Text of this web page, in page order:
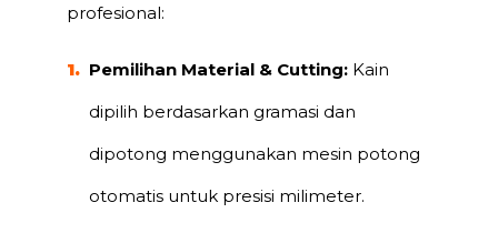
profesional:
Pemilihan Material & Cutting: Kain
dipilih berdasarkan gramasi dan
dipotong menggunakan mesin potong
otomatis untuk presisi milimeter.